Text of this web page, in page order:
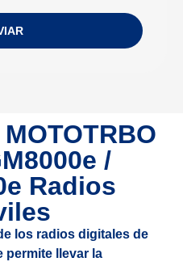
/
Radios
los radios digitales de
permite llevar la